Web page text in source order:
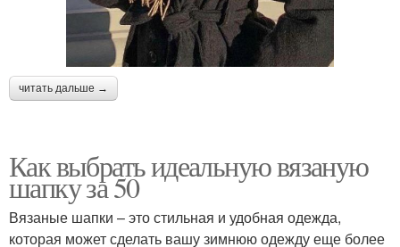
читать дальше →
Как выбрать идеальную вязаную
шапку за 50
Вязаные шапки – это стильная и удобная одежда,
которая может сделать вашу зимнюю одежду еще более